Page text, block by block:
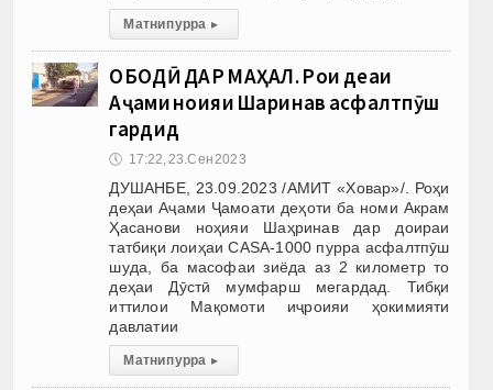
Матни пурра ▸
ОБОДӢ ДАР МАҲАЛ. Роҳи деҳаи
Аҷами ноҳияи Шаҳринав асфалтпӯш
гардид
🕔 17:22, 23.Сен 2023
ДУШАНБЕ, 23.09.2023 /АМИТ «Ховар»/. Роҳи
деҳаи Аҷами Ҷамоати деҳоти ба номи Акрам
Ҳасанови ноҳияи Шаҳринав дар доираи
татбиқи лоиҳаи CASA-1000 пурра асфалтпӯш
шуда, ба масофаи зиёда аз 2 километр то
деҳаи Дӯстӣ мумфарш мегардад. Тибқи
иттилои Мақомоти иҷроияи ҳокимияти
давлатии
Матни пурра ▸